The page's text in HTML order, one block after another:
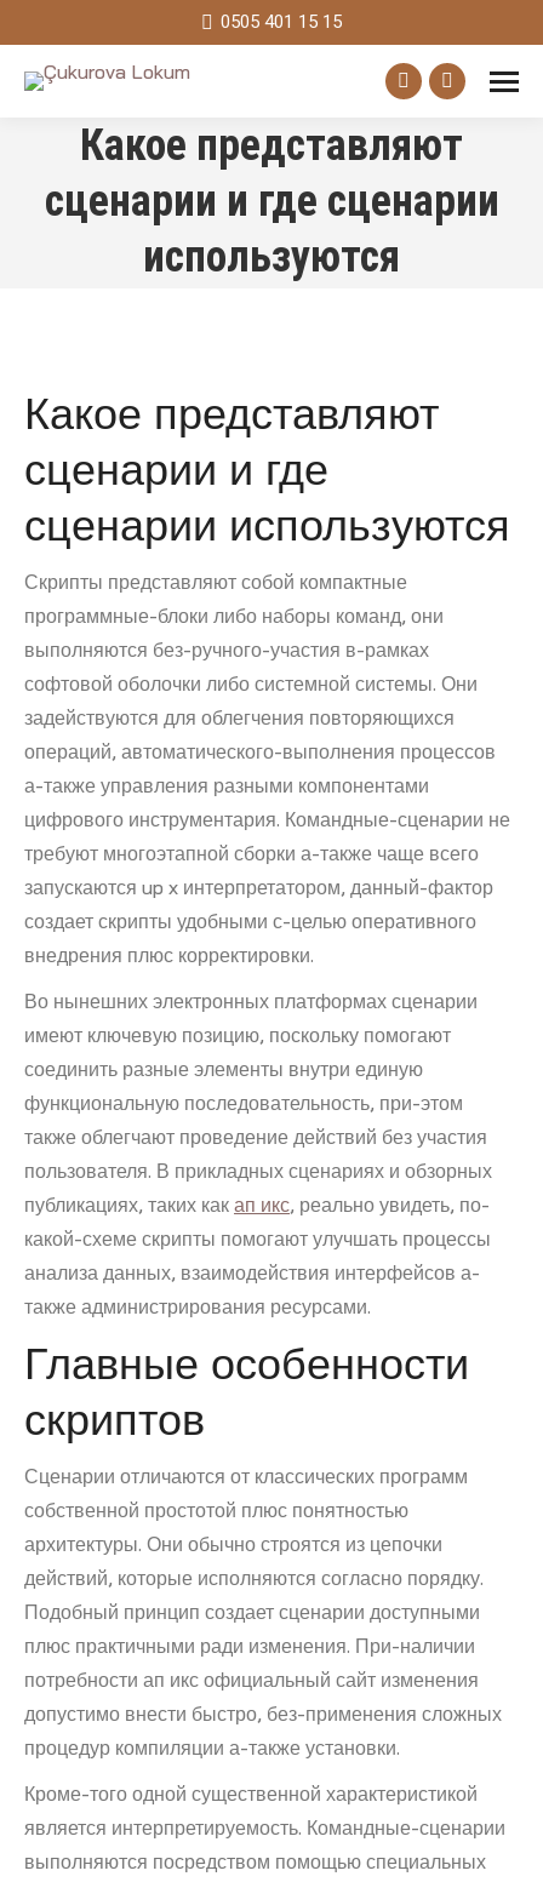
0505 401 15 15
Facebook
page
in
Instagram
page
in
Какое представляют
сценарии и где сценарии
используются
Какое представляют
сценарии и где
сценарии используются
Скрипты представляют собой компактные
программные-блоки либо наборы команд, они
выполняются без-ручного-участия в-рамках
софтовой оболочки либо системной системы. Они
задействуются для облегчения повторяющихся
операций, автоматического-выполнения процессов
а-также управления разными компонентами
цифрового инструментария. Командные-сценарии не
требуют многоэтапной сборки а-также чаще всего
запускаются up x интерпретатором, данный-фактор
создает скрипты удобными с-целью оперативного
внедрения плюс корректировки.
Во нынешних электронных платформах сценарии
имеют ключевую позицию, поскольку помогают
соединить разные элементы внутри единую
функциональную последовательность, при-этом
также облегчают проведение действий без участия
пользователя. В прикладных сценариях и обзорных
публикациях, таких как ап икс, реально увидеть, по-
какой-схеме скрипты помогают улучшать процессы
анализа данных, взаимодействия интерфейсов а-
также администрирования ресурсами.
Главные особенности
скриптов
Сценарии отличаются от классических программ
собственной простотой плюс понятностью
архитектуры. Они обычно строятся из цепочки
действий, которые исполняются согласно порядку.
Подобный принцип создает сценарии доступными
плюс практичными ради изменения. При-наличии
потребности ап икс официальный сайт изменения
допустимо внести быстро, без-применения сложных
процедур компиляции а-также установки.
Кроме-того одной существенной характеристикой
является интерпретируемость. Командные-сценарии
выполняются посредством помощью специальных